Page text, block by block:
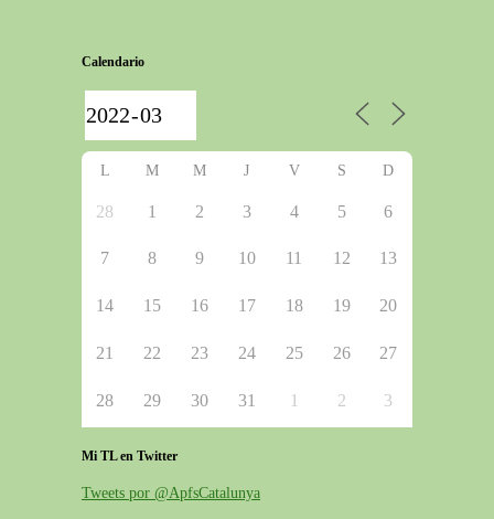
Calendario
L M M J V S D
28 1 2 3 4 5 6
7 8 9 10 11 12 13
14 15 16 17 18 19 20
21 22 23 24 25 26 27
28 29 30 31 1 2 3
Mi TL en Twitter
Tweets por @ApfsCatalunya